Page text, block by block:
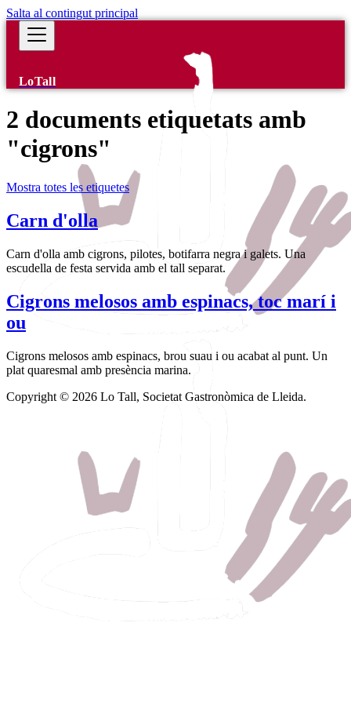
Salta al contingut principal
LoTall
2 documents etiquetats amb
"cigrons"
Mostra totes les etiquetes
Carn d'olla
Carn d'olla amb cigrons, pilotes, botifarra negra i galets. Una
escudella de festa servida amb el tall separat.
Cigrons melosos amb espinacs, toc marí i
ou
Cigrons melosos amb espinacs, brou suau i ou acabat al punt. Un
plat quaresmal amb presència marina.
Copyright © 2026 Lo Tall, Societat Gastronòmica de Lleida.